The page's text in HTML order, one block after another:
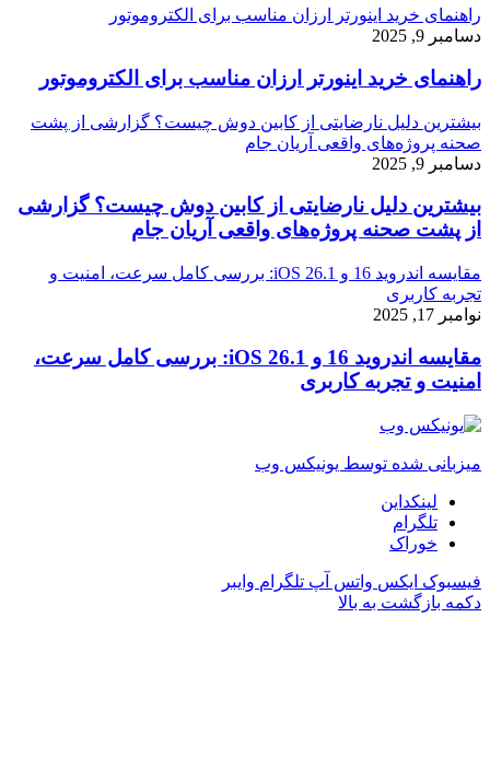
راهنمای خرید اینورتر ارزان مناسب برای الکتروموتور
دسامبر 9, 2025
راهنمای خرید اینورتر ارزان مناسب برای الکتروموتور
بیشترین دلیل نارضایتی از کابین دوش چیست؟ گزارشی از پشت
صحنه پروژه‌های واقعی آریان جام
دسامبر 9, 2025
بیشترین دلیل نارضایتی از کابین دوش چیست؟ گزارشی
از پشت صحنه پروژه‌های واقعی آریان جام
مقایسه اندروید 16 و iOS 26.1: بررسی کامل سرعت، امنیت و
تجربه کاربری
نوامبر 17, 2025
مقایسه اندروید 16 و iOS 26.1: بررسی کامل سرعت،
امنیت و تجربه کاربری
میزبانی شده توسط یونیکس وب
لینکداین
تلگرام
خوراک
فیسبوک ایکس واتس آپ تلگرام وایبر
دکمه بازگشت به بالا